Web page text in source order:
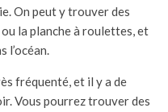
On peut y trouver des
la planche à roulettes, et
l’océan.
fréquenté, et il y a de
Vous pourrez trouver des